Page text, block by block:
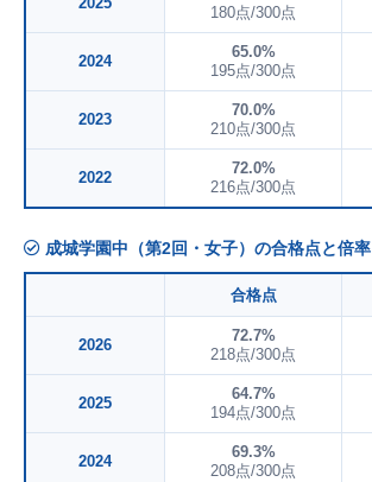
180点/300点
2024
65.0%
195点/300点
2023
70.0%
210点/300点
2022
72.0%
216点/300点
成城学園中（第2回・女子）の合格点と倍率
合格点
2026
72.7%
218点/300点
2025
64.7%
194点/300点
2024
69.3%
208点/300点